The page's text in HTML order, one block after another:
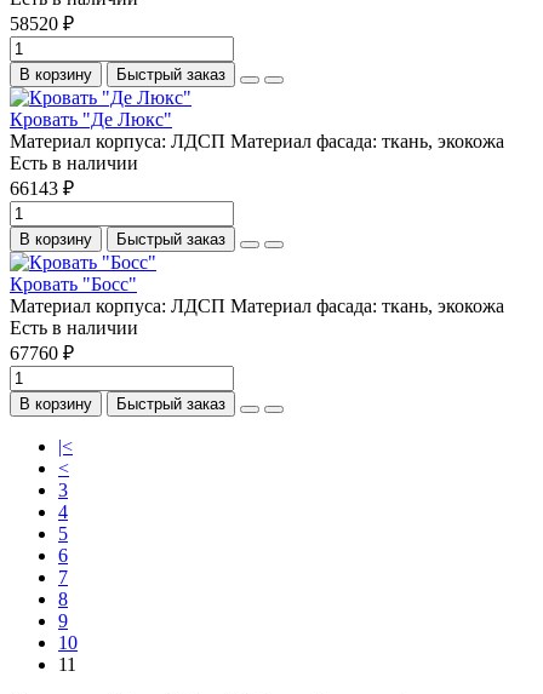
58520 ₽
В корзину Быстрый заказ
Кровать "Де Люкс"
Материал корпуса: ЛДСП Материал фасада: ткань, экокожа
Есть в наличии
66143 ₽
В корзину Быстрый заказ
Кровать "Босс"
Материал корпуса: ЛДСП Материал фасада: ткань, экокожа
Есть в наличии
67760 ₽
В корзину Быстрый заказ
|<
<
3
4
5
6
7
8
9
10
11